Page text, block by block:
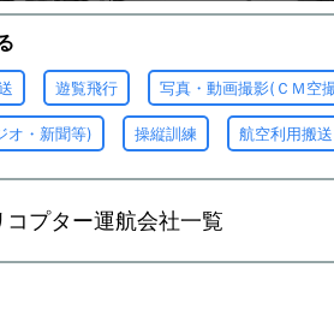
遊覧飛行 写真・動画撮影(ＣＭ空
オ・新聞等) 操縦訓練 航空利用搬
プター運航会社一覧